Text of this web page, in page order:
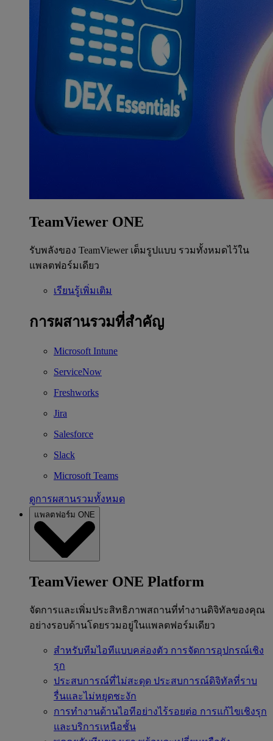
TeamViewer ONE
รับพลังของ TeamViewer เต็มรูปแบบ รวมทั้งหมดไว้ใน
แพลตฟอร์มเดียว
เรียนรู้เพิ่มเติม
การผสานรวมที่สำคัญ
Microsoft Intune
ServiceNow
Freshworks
Jira
Salesforce
Slack
Microsoft Teams
ดูการผสานรวมทั้งหมด
แพลตฟอร์ม ONE
TeamViewer ONE Platform
จัดการและเพิ่มประสิทธิภาพสถานที่ทำงานดิจิทัลของคุณ
อย่างรอบด้านโดยรวมอยู่ในแพลตฟอร์มเดียว
สำหรับทีมไอทีแบบคล่องตัว การจัดการอุปกรณ์เชิง
รุก
ประสบการณ์ที่ไม่สะดุด ประสบการณ์ดิจิทัลที่ราบ
รื่นและไม่หยุดชะงัก
การทำงานด้านไอทีอย่างไร้รอยต่อ การแก้ไขเชิงรุก
และบริการเหนือชั้น